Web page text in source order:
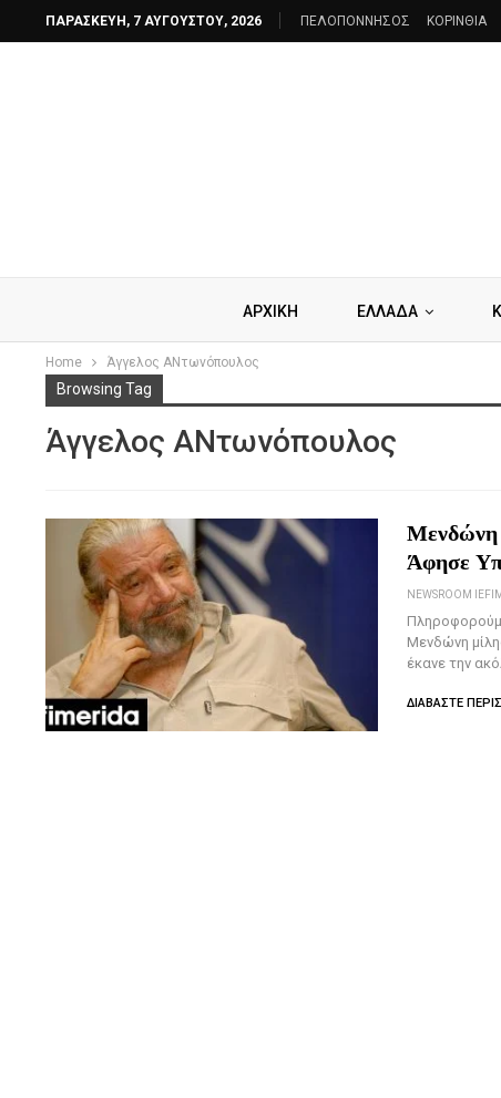
ΠΑΡΑΣΚΕΥΉ, 7 ΑΥΓΟΎΣΤΟΥ, 2026 ΠΕΛΟΠΟΝΝΗΣΟΣ ΚΟΡΙΝΘΙΑ
ΑΡΧΙΚΗ ΕΛΛΑΔΑ
Home Άγγελος ΑΝτωνόπουλος
Browsing Tag
Άγγελος ΑΝτωνόπουλος
Μενδώνη
Άφησε
Μενδώνη
έκανε την
ΔΙΑΒΆΣΤΕ